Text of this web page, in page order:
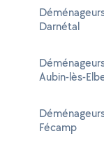
Darnétal
Aubin-lès-
Fécamp